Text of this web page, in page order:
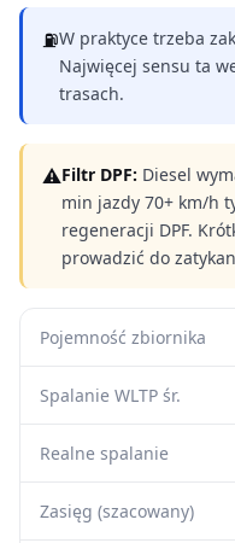
⛽W praktyce trzeba
Najwięcej sensu ta
trasach.
⚠Filtr DPF: Diesel
min jazdy 70+ km/h
regeneracji DPF.
prowadzić do
Pojemność zbiornika
Spalanie WLTP śr.
Realne spalanie
Zasięg (szacowany)